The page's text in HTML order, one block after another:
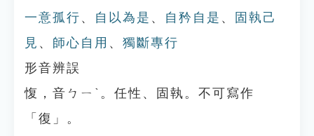
一意孤行 、 自以為是 、 自矜自是 、
固執己
見 、 師心自用 、 獨斷專行
形音辨誤
愎，音ㄅㄧˋ。任性、固執。不可寫作
「復」。